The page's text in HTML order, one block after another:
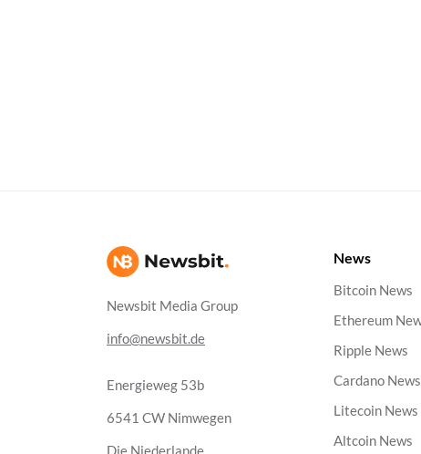
Newsbit Media Group
info@newsbit.de
Energieweg 53b
6541 CW Nimwegen
Die Niederlande
News
Bitcoin News
Ethereum
Ripple News
Cardano News
Litecoin News
Altcoin News